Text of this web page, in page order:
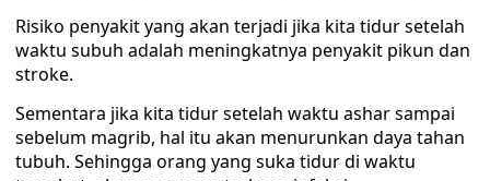
Risiko penyakit yang akan terjadi jika kita tidur setelah
waktu subuh adalah meningkatnya penyakit pikun dan
stroke.
Sementara jika kita tidur setelah waktu ashar sampai
sebelum magrib, hal itu akan menurunkan daya tahan
tubuh. Sehingga orang yang suka tidur di waktu